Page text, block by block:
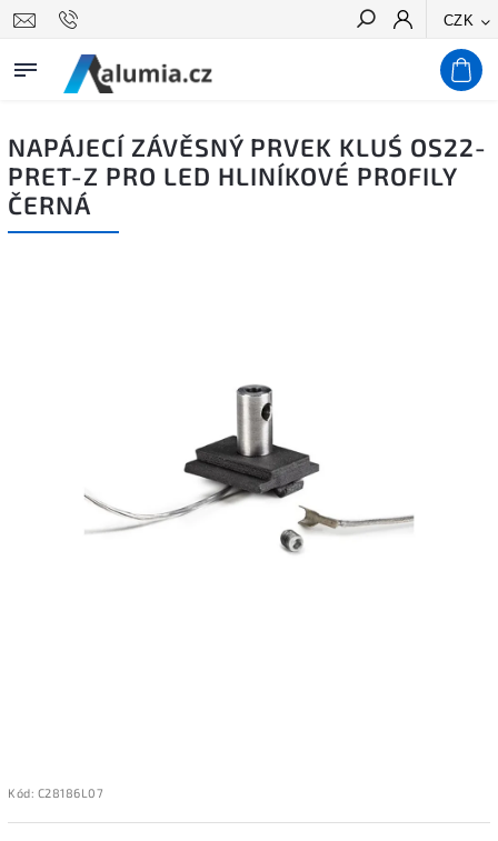
CZK
Hledat
NAPÁJECÍ ZÁVĚSNÝ PRVEK KLUŚ OS22-
PRET-Z PRO LED HLINÍKOVÉ PROFILY
ČERNÁ
Kód: C28186L07